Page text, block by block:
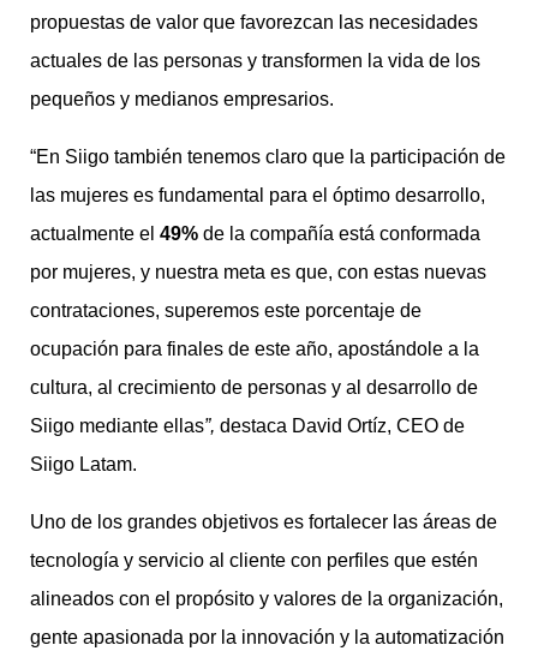
propuestas de valor que favorezcan las necesidades
actuales de las personas y transformen la vida de los
pequeños y medianos empresarios.
“En Siigo también tenemos claro que la participación de
las mujeres es fundamental para el óptimo desarrollo,
actualmente el 49% de la compañía está conformada
por mujeres, y nuestra meta es que, con estas nuevas
contrataciones, superemos este porcentaje de
ocupación para finales de este año, apostándole a la
cultura, al crecimiento de personas y al desarrollo de
Siigo mediante ellas”, destaca David Ortíz, CEO de
Siigo Latam.
Uno de los grandes objetivos es fortalecer las áreas de
tecnología y servicio al cliente con perfiles que estén
alineados con el propósito y valores de la organización,
gente apasionada por la innovación y la automatización